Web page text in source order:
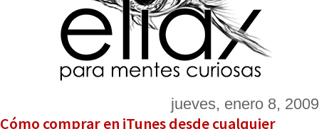
jueves, enero 8, 2009
Cómo comprar en iTunes desde cualquier